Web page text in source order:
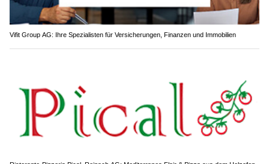
Vifit Group AG: Ihre Spezialisten für Versicherungen, Finanzen und Immobilien